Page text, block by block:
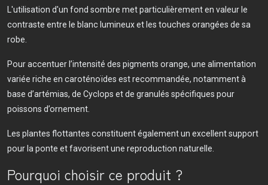
L'utilisation d'un fond sombre met particulièrement en valeur le
contraste entre le blanc lumineux et les touches orangées de sa
robe.
Pour accentuer l’intensité des pigments orange, une alimentation
variée riche en caroténoïdes est recommandée, notamment à
base d’artémias, de Cyclops et de granulés spécifiques pour
poissons d’ornement.
Les plantes flottantes constituent également un excellent support
pour la ponte et favorisent une reproduction naturelle.
Pourquoi choisir ce produit ?